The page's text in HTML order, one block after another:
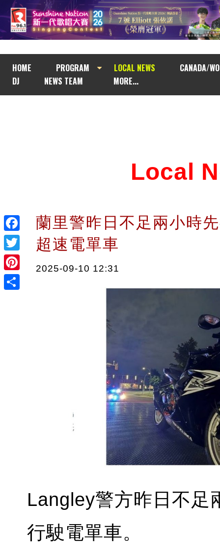
HOME PROGRAM LOCAL NEWS
CANADA/
DJ
NEWS TEAM MORE...
Facebook
Twitter
Pinterest
Local
蘭里警昨日不足兩小時
超速電單車
2025-09-10 12:31
Langley警方昨日不足
行駛電單車。